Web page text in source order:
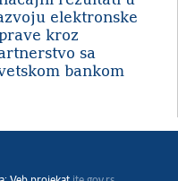
elektronske
kroz
sa
bankom